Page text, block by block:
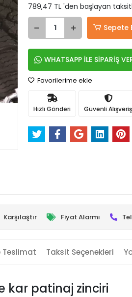
789,47 TL 'den başlayan
Sepete
WHATSAPP İLE SİPARİŞ
Favorilerime ekle
Hızlı Gönderi Güvenli Alışveriş
Karşılaştır Fiyat Alarmı
Teslimat Taksit Seçenekleri
kar patinaj zinciri